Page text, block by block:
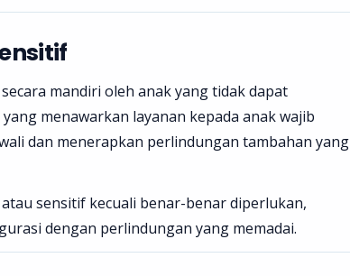
mandiri oleh anak yang tidak dapat
menawarkan layanan kepada anak wajib
dan menerapkan perlindungan tambahan yang
sensitif kecuali benar-benar diperlukan,
dengan perlindungan yang memadai.